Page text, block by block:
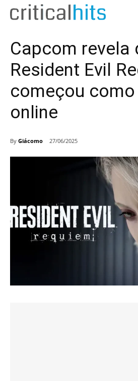
Capcom revela
Resident Evil
começou
online
By Giácomo 27/06/2025